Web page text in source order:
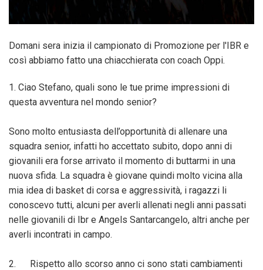
Domani sera inizia il campionato di Promozione per l'IBR e
così abbiamo fatto una chiacchierata con coach Oppi.
1. Ciao Stefano, quali sono le tue prime impressioni di
questa avventura nel mondo senior?
Sono molto entusiasta dell’opportunità di allenare una
squadra senior, infatti ho accettato subito, dopo anni di
giovanili era forse arrivato il momento di buttarmi in una
nuova sfida. La squadra è giovane quindi molto vicina alla
mia idea di basket di corsa e aggressività, i ragazzi li
conoscevo tutti, alcuni per averli allenati negli anni passati
nelle giovanili di Ibr e Angels Santarcangelo, altri anche per
averli incontrati in campo.
2. Rispetto allo scorso anno ci sono stati cambiamenti